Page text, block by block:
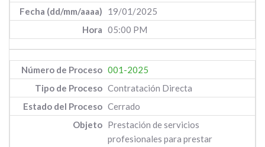
19/01/2025
05:00 PM
001-2025
Contratación Directa
Cerrado
Prestación de servicios
profesionales para prestar